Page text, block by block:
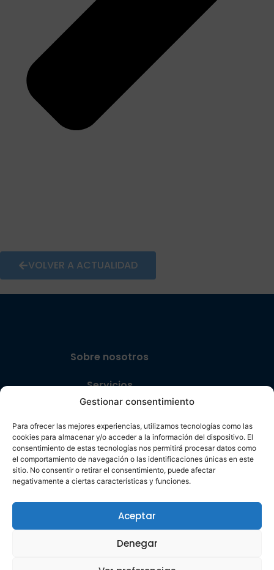
Gestionar consentimiento
Para ofrecer las mejores experiencias, utilizamos tecnologías como las
cookies para almacenar y/o acceder a la información del dispositivo. El
consentimiento de estas tecnologías nos permitirá procesar datos como
el comportamiento de navegación o las identificaciones únicas en este
sitio. No consentir o retirar el consentimiento, puede afectar
negativamente a ciertas características y funciones.
Aceptar
Denegar
VOLVER A ACTUALIDAD
Sobre nosotros
Servicios
Tecnología
Proyectos
Viarium Ingeniería 2026 ©
Aviso legal